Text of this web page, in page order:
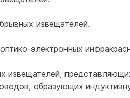
извещателей.
электронных
извещателей,
образующих